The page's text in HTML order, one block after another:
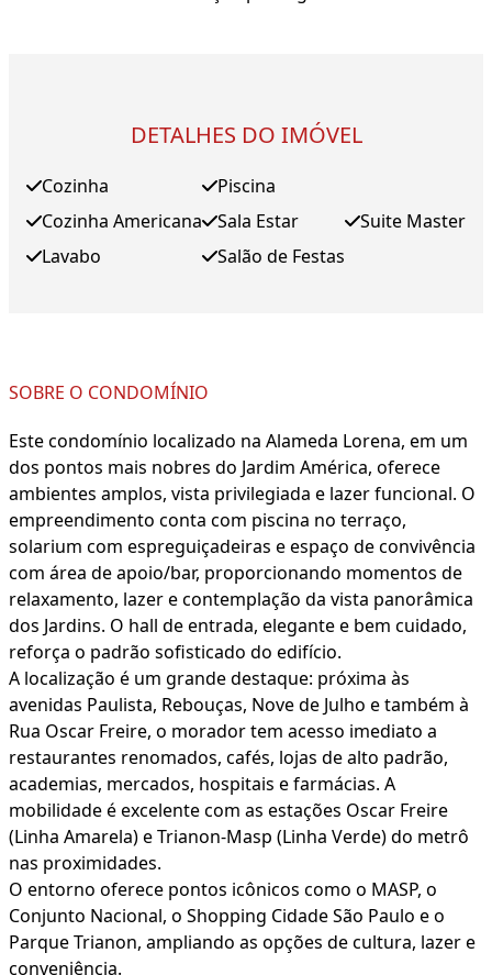
DETALHES DO IMÓVEL
Cozinha
Cozinha Americana
Lavabo
Piscina
Sala Estar
Salão de Festas
Suite Master
SOBRE O CONDOMÍNIO
Este condomínio localizado na Alameda Lorena, em um
dos pontos mais nobres do Jardim América, oferece
ambientes amplos, vista privilegiada e lazer funcional. O
empreendimento conta com piscina no terraço,
solarium com espreguiçadeiras e espaço de convivência
com área de apoio/bar, proporcionando momentos de
relaxamento, lazer e contemplação da vista panorâmica
dos Jardins. O hall de entrada, elegante e bem cuidado,
reforça o padrão sofisticado do edifício.
A localização é um grande destaque: próxima às
avenidas Paulista, Rebouças, Nove de Julho e também à
Rua Oscar Freire, o morador tem acesso imediato a
restaurantes renomados, cafés, lojas de alto padrão,
academias, mercados, hospitais e farmácias. A
mobilidade é excelente com as estações Oscar Freire
(Linha Amarela) e Trianon-Masp (Linha Verde) do metrô
nas proximidades.
O entorno oferece pontos icônicos como o MASP, o
Conjunto Nacional, o Shopping Cidade São Paulo e o
Parque Trianon, ampliando as opções de cultura, lazer e
conveniência.